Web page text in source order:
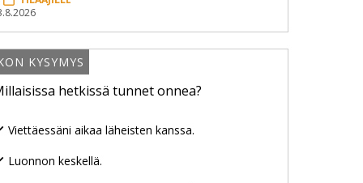
KYSYMYS
hetkissä tunnet onnea?
Viettäessäni aikaa läheisten kanssa.
Luonnon keskellä.